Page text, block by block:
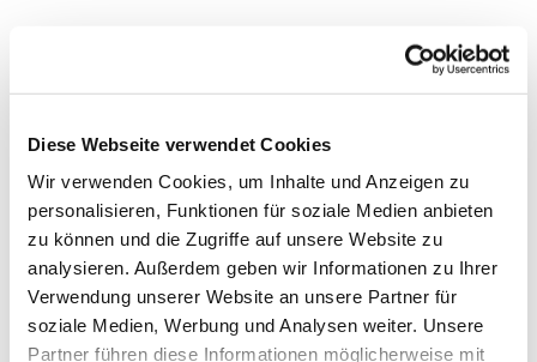
Diese Webseite verwendet Cookies
Wir verwenden Cookies, um Inhalte und Anzeigen zu
personalisieren, Funktionen für soziale Medien anbieten
zu können und die Zugriffe auf unsere Website zu
analysieren. Außerdem geben wir Informationen zu Ihrer
Verwendung unserer Website an unsere Partner für
soziale Medien, Werbung und Analysen weiter. Unsere
Partner führen diese Informationen möglicherweise mit
Alle Gottesdienste können Sie auch über Telefon
Kirchengemeinde Nienstedten
Falls Sie keinen Internetzugang haben, dann können Sie
den Audio-Livestream auch mit dem Festnetz- oder
Mobiltelefon mithören, unter
Telefon: (0345) 483 418 004
Mit einer Telefon-Flatrate für Deutschland fallen i.d.R.